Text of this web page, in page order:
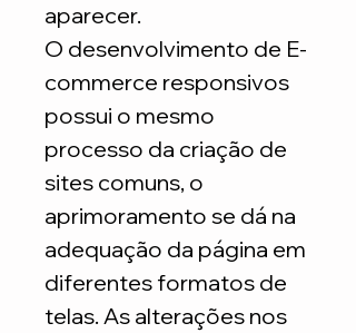
aparecer.
O desenvolvimento de E-
commerce responsivos
possui o mesmo
processo da criação de
sites comuns, o
aprimoramento se dá na
adequação da página em
diferentes formatos de
telas. As alterações nos